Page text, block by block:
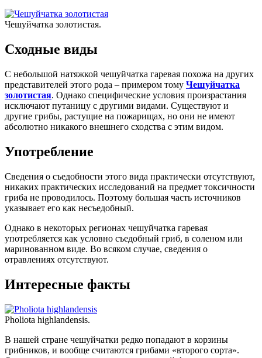
Чешуйчатка золотистая.
Сходные виды
С небольшой натяжкой чешуйчатка гаревая похожа на других
представителей этого рода – примером тому Чешуйчатка
золотистая. Однако специфические условия произрастания
исключают путаницу с другими видами. Существуют и
другие грибы, растущие на пожарищах, но они не имеют
абсолютно никакого внешнего сходства с этим видом.
Употребление
Сведения о съедобности этого вида практически отсутствуют,
никаких практических исследований на предмет токсичности
гриба не проводилось. Поэтому большая часть источников
указывает его как несъедобный.
Однако в некоторых регионах чешуйчатка гаревая
употребляется как условно съедобный гриб, в соленом или
маринованном виде. Во всяком случае, сведения о
отравлениях отсутствуют.
Интересные факты
Pholiota highlandensis.
В нашей стране чешуйчатки редко попадают в корзины
грибников, и вообще считаются грибами «второго сорта».